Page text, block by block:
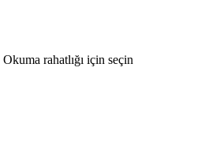
Okuma rahatlığı için seçin